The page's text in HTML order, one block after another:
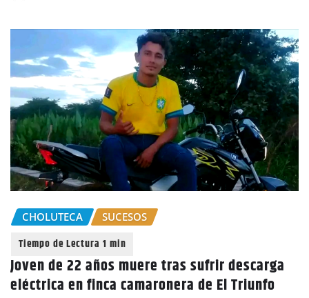
CHOLUTECA SUCESOS
Joven de 22 años muere tras sufrir descarga
eléctrica en finca camaronera de El Triunfo